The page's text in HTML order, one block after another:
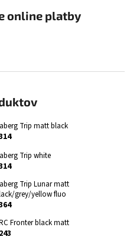
online platby
Trip matt black
Trip white
Trip Lunar matt
grey/yellow fluo
Fronter black matt